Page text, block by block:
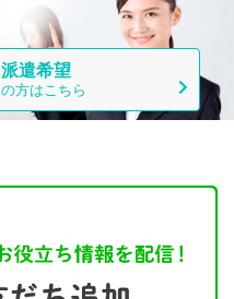
派遣希望
の方はこちら